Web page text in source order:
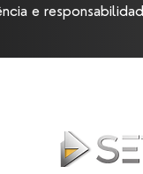
e